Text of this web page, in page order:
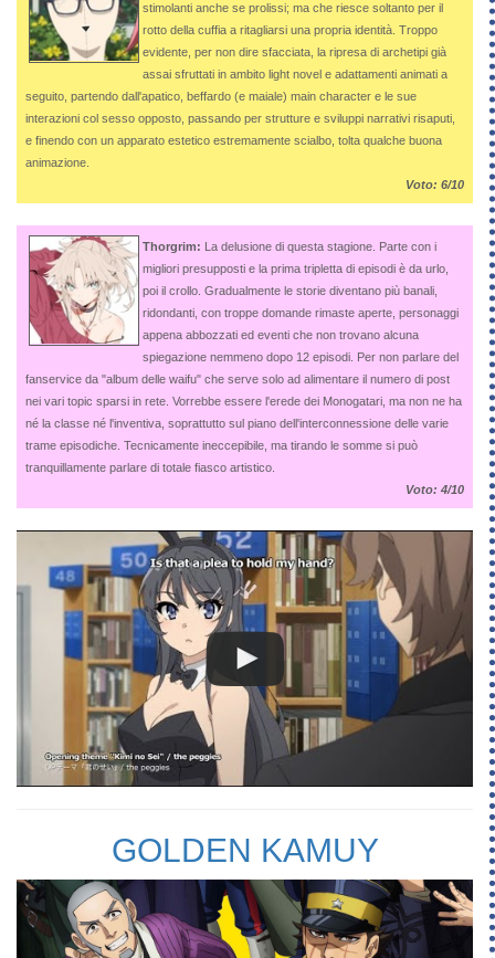
stimolanti anche se prolissi; ma che riesce soltanto per il
rotto della cuffia a ritagliarsi una propria identità. Troppo
evidente, per non dire sfacciata, la ripresa di archetipi già
assai sfruttati in ambito light novel e adattamenti animati a
seguito, partendo dall'apatico, beffardo (e maiale) main character e le sue
interazioni col sesso opposto, passando per strutture e sviluppi narrativi risaputi,
e finendo con un apparato estetico estremamente scialbo, tolta qualche buona
animazione.
Voto: 6/10
Thorgrim: La delusione di questa stagione. Parte con i
migliori presupposti e la prima tripletta di episodi è da urlo,
poi il crollo. Gradualmente le storie diventano più banali,
ridondanti, con troppe domande rimaste aperte, personaggi
appena abbozzati ed eventi che non trovano alcuna
spiegazione nemmeno dopo 12 episodi. Per non parlare del
fanservice da "album delle waifu" che serve solo ad alimentare il numero di post
nei vari topic sparsi in rete. Vorrebbe essere l'erede dei Monogatari, ma non ne ha
né la classe né l'inventiva, soprattutto sul piano dell'interconnessione delle varie
trame episodiche. Tecnicamente ineccepibile, ma tirando le somme si può
tranquillamente parlare di totale fiasco artistico.
Voto: 4/10
GOLDEN KAMUY